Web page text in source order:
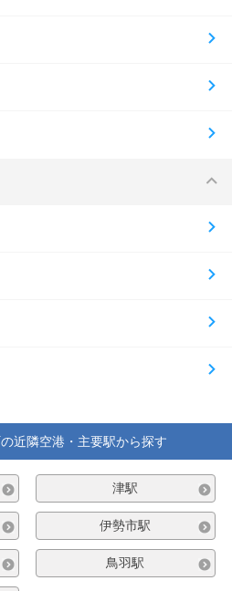
近隣空港・主要駅から探す
津駅
伊勢市駅
鳥羽駅